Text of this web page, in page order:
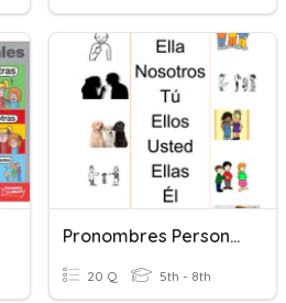
Pronombres Personales
20 Q 5th - 8th